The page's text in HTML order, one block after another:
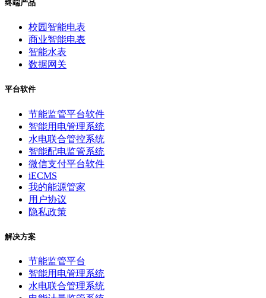
终端产品
校园智能电表
商业智能电表
智能水表
数据网关
平台软件
节能监管平台软件
智能用电管理系统
水电联合管控系统
智能配电监管系统
微信支付平台软件
iECMS
我的能源管家
用户协议
隐私政策
解决方案
节能监管平台
智能用电管理系统
水电联合管理系统